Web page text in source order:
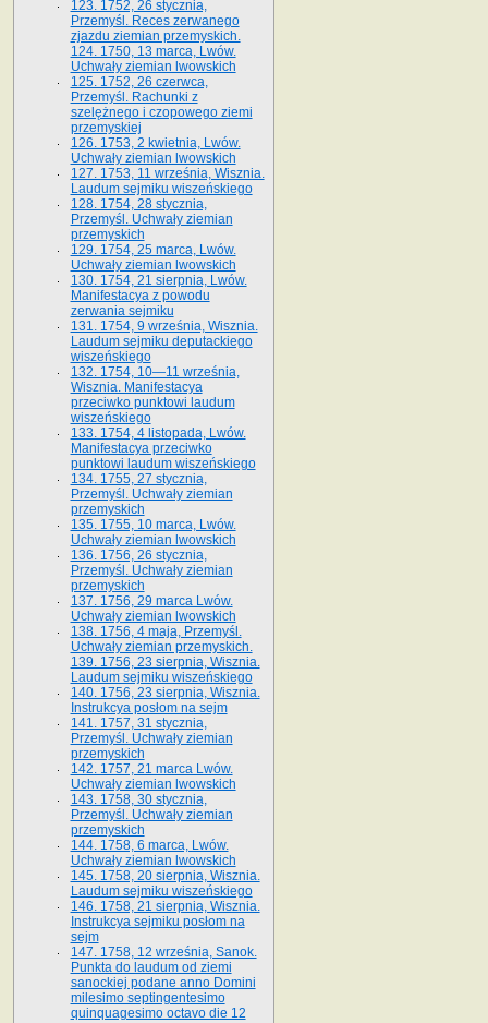
123. 1752, 26 stycznia,
Przemyśl. Reces zerwanego
zjazdu ziemian przemyskich.
124. 1750, 13 marca, Lwów.
Uchwały ziemian lwowskich
125. 1752, 26 czerwca,
Przemyśl. Rachunki z
szelężnego i czopowego ziemi
przemyskiej
126. 1753, 2 kwietnia, Lwów.
Uchwały ziemian lwowskich
127. 1753, 11 września, Wisznia.
Laudum sejmiku wiszeńskiego
128. 1754, 28 stycznia,
Przemyśl. Uchwały ziemian
przemyskich
129. 1754, 25 marca, Lwów.
Uchwały ziemian lwowskich
130. 1754, 21 sierpnia, Lwów.
Manifestacya z powodu
zerwania sejmiku
131. 1754, 9 września, Wisznia.
Laudum sejmiku deputackiego
wiszeńskiego
132. 1754, 10—11 września,
Wisznia. Manifestacya
przeciwko punktowi laudum
wiszeńskiego
133. 1754, 4 listopada, Lwów.
Manifestacya przeciwko
punktowi laudum wiszeńskiego
134. 1755, 27 stycznia,
Przemyśl. Uchwały ziemian
przemyskich
135. 1755, 10 marca, Lwów.
Uchwały ziemian lwowskich
136. 1756, 26 stycznia,
Przemyśl. Uchwały ziemian
przemyskich
137. 1756, 29 marca Lwów.
Uchwały ziemian lwowskich
138. 1756, 4 maja, Przemyśl.
Uchwały ziemian przemyskich.
139. 1756, 23 sierpnia, Wisznia.
Laudum sejmiku wiszeńskiego
140. 1756, 23 sierpnia, Wisznia.
Instrukcya posłom na sejm
141. 1757, 31 stycznia,
Przemyśl. Uchwały ziemian
przemyskich
142. 1757, 21 marca Lwów.
Uchwały ziemian lwowskich
143. 1758, 30 stycznia,
Przemyśl. Uchwały ziemian
przemyskich
144. 1758, 6 marca, Lwów.
Uchwały ziemian lwowskich
145. 1758, 20 sierpnia, Wisznia.
Laudum sejmiku wiszeńskiego
146. 1758, 21 sierpnia, Wisznia.
Instrukcya sejmiku posłom na
sejm
147. 1758, 12 września, Sanok.
Punkta do laudum od ziemi
sanockiej podane anno Domini
milesimo septingentesimo
quinquagesimo octavo die 12